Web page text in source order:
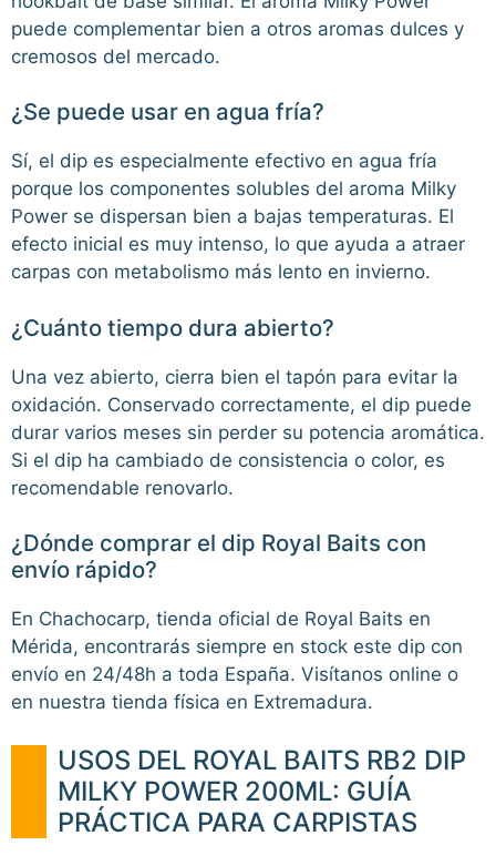
puede complementar bien a otros aromas dulces y
cremosos del mercado.
¿Se puede usar en agua fría?
Sí, el dip es especialmente efectivo en agua fría
porque los componentes solubles del aroma Milky
Power se dispersan bien a bajas temperaturas. El
efecto inicial es muy intenso, lo que ayuda a atraer
carpas con metabolismo más lento en invierno.
¿Cuánto tiempo dura abierto?
Una vez abierto, cierra bien el tapón para evitar la
oxidación. Conservado correctamente, el dip puede
durar varios meses sin perder su potencia aromática.
Si el dip ha cambiado de consistencia o color, es
recomendable renovarlo.
¿Dónde comprar el dip Royal Baits con
envío rápido?
En Chachocarp, tienda oficial de Royal Baits en
Mérida, encontrarás siempre en stock este dip con
envío en 24/48h a toda España. Visítanos online o
en nuestra tienda física en Extremadura.
USOS DEL ROYAL BAITS RB2 DIP
MILKY POWER 200ML: GUÍA
PRÁCTICA PARA CARPISTAS